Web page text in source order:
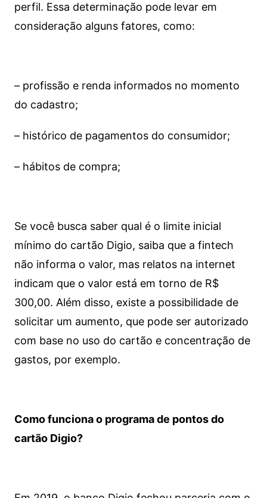
perfil. Essa determinação pode levar em
consideração alguns fatores, como:
– profissão e renda informados no momento
do cadastro;
– histórico de pagamentos do consumidor;
– hábitos de compra;
Se você busca saber qual é o limite inicial
mínimo do cartão Digio, saiba que a fintech
não informa o valor, mas relatos na internet
indicam que o valor está em torno de R$
300,00. Além disso, existe a possibilidade de
solicitar um aumento, que pode ser autorizado
com base no uso do cartão e concentração de
gastos, por exemplo.
Como funciona o programa de pontos do
cartão Digio?